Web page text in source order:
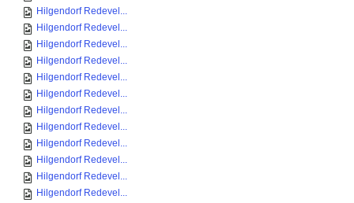
Hilgendorf Redevel...
Hilgendorf Redevel...
Hilgendorf Redevel...
Hilgendorf Redevel...
Hilgendorf Redevel...
Hilgendorf Redevel...
Hilgendorf Redevel...
Hilgendorf Redevel...
Hilgendorf Redevel...
Hilgendorf Redevel...
Hilgendorf Redevel...
Hilgendorf Redevel...